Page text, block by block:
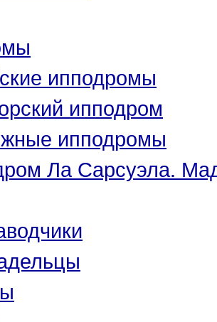
ипподромы
ипподром
ипподромы
Ла Сарсуэла.